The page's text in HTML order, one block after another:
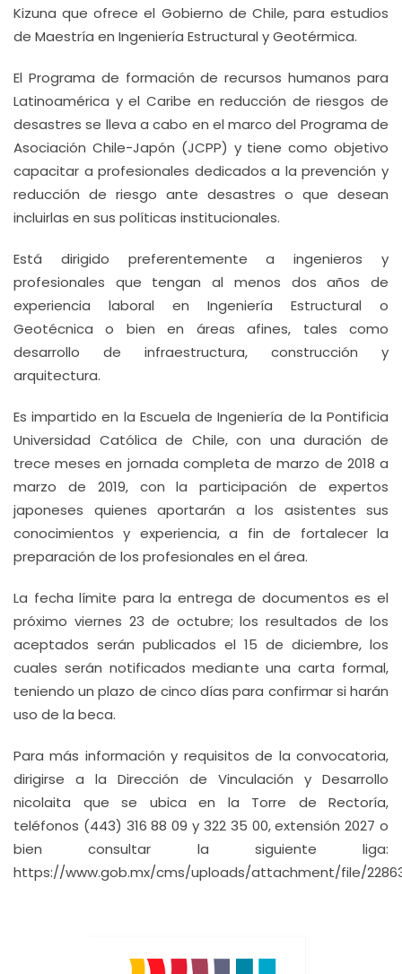
Kizuna que ofrece el Gobierno de Chile, para estudios
de Maestría en Ingeniería Estructural y Geotérmica.
El Programa de formación de recursos humanos para
Latinoamérica y el Caribe en reducción de riesgos de
desastres se lleva a cabo en el marco del Programa de
Asociación Chile-Japón (JCPP) y tiene como objetivo
capacitar a profesionales dedicados a la prevención y
reducción de riesgo ante desastres o que desean
incluirlas en sus políticas institucionales.
Está dirigido preferentemente a ingenieros y
profesionales que tengan al menos dos años de
experiencia laboral en Ingeniería Estructural o
Geotécnica o bien en áreas afines, tales como
desarrollo de infraestructura, construcción y
arquitectura.
Es impartido en la Escuela de Ingeniería de la Pontificia
Universidad Católica de Chile, con una duración de
trece meses en jornada completa de marzo de 2018 a
marzo de 2019, con la participación de expertos
japoneses quienes aportarán a los asistentes sus
conocimientos y experiencia, a fin de fortalecer la
preparación de los profesionales en el área.
La fecha límite para la entrega de documentos es el
próximo viernes 23 de octubre; los resultados de los
aceptados serán publicados el 15 de diciembre, los
cuales serán notificados mediante una carta formal,
teniendo un plazo de cinco días para confirmar si harán
uso de la beca.
Para más información y requisitos de la convocatoria,
dirigirse a la Dirección de Vinculación y Desarrollo
nicolaita que se ubica en la Torre de Rectoría,
teléfonos (443) 316 88 09 y 322 35 00, extensión 2027 o
bien consultar la siguiente liga:
https://www.gob.mx/cms/uploads/attachment/file/